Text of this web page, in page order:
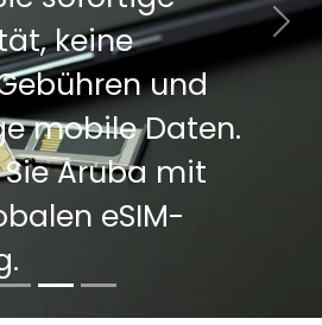
keine
und
mobile Daten.
Aruba mit
eSIM-
keine
und
mobile Daten.
Aruba mit
eSIM-
Next